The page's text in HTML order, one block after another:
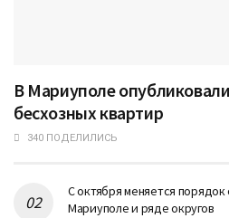
В Мариуполе
бесхозных квартир
340 ПОДЕЛИЛИСЬ
С октября меняется
Мариуполе и ряде округов